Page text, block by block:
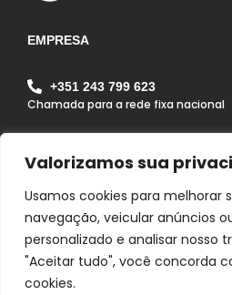
Valorizamos sua
Usamos cookies para melhorar
navegação, veicular anúncios
personalizado e analisar nosso
"Aceitar tudo", você concorda
cookies.
EMPRESA
+351 243 799 623
Chamada para a rede fixa nacional
Rua Pousio do João Maria,